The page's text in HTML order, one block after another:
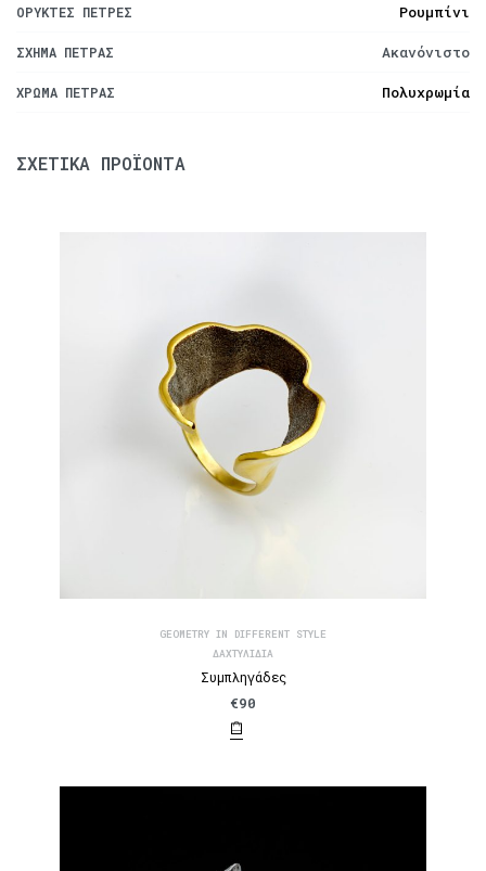
ΟΡΥΚΤΈΣ ΠΈΤΡΕΣ Ρουμπίνι
ΣΧΉΜΑ ΠΈΤΡΑΣ Ακανόνιστο
ΧΡΏΜΑ ΠΈΤΡΑΣ Πολυχρωμία
ΣΧΕΤΙΚΆ ΠΡΟΪΌΝΤΑ
GEOMETRY IN DIFFERENT STYLE
ΔΑΧΤΥΛΊΔΙΑ
Συμπληγάδες
€90